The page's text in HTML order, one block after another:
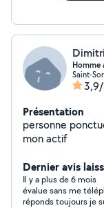
Homme
Saint-
Présentation
personne ponctuel est
mon actif
Dernier avis
Il y a plus de 6 mois
évalue sans me
réponds toujours je